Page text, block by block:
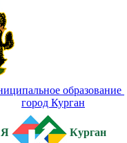
образование
город Курган
Я Курган